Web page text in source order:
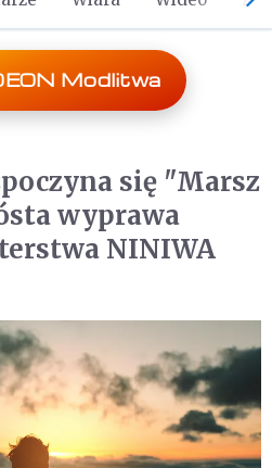
Modlitwa
się "Marsz
wyprawa
NINIWA